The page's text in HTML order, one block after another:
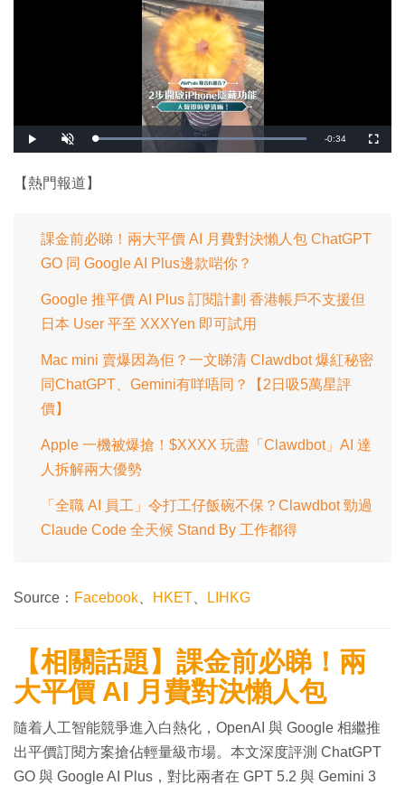
播
放
開
啟
載
入
0
%
剩
-0:34
全
螢
【熱門報道】
課金前必睇！兩大平價 AI 月費對決懶人包 ChatGPT
GO 同 Google AI Plus邊款啱你？
Google 推平價 AI Plus 訂閱計劃 香港帳戶不支援但
日本 User 平至 XXXYen 即可試用
Mac mini 賣爆因為佢？一文睇清 Clawdbot 爆紅秘密
同ChatGPT、Gemini有咩唔同？【2日吸5萬星評
價】
Apple 一機被爆搶！$XXXX 玩盡「Clawdbot」AI 達
人拆解兩大優勢
「全職 AI 員工」令打工仔飯碗不保？Clawdbot 勁過
Claude Code 全天候 Stand By 工作都得
Source： Facebook HKET LIHKG
【相關話題】課金前必睇！兩
大平價 AI 月費對決懶人包
隨着人工智能競爭進入白熱化，OpenAI 與 Google 相繼推
出平價訂閱方案搶佔輕量級市場。本文深度評測 ChatGPT
GO 與 Google AI Plus，對比兩者在 GPT 5.2 與 Gemini 3